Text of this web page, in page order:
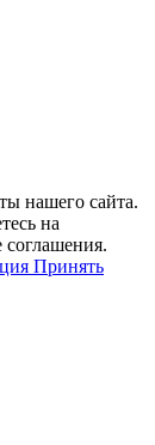
нашего сайта.
на
соглашения.
Принять